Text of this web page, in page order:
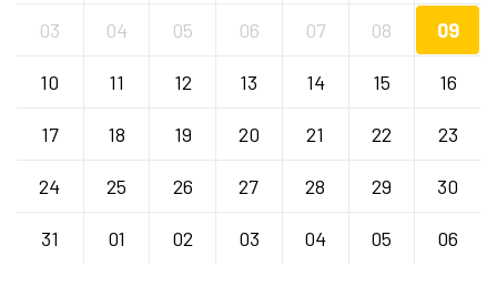
03 04 05 06 07 08 09
10 11 12 13 14 15 16
17 18 19 20 21 22 23
24 25 26 27 28 29 30
31 01 02 03 04 05 06